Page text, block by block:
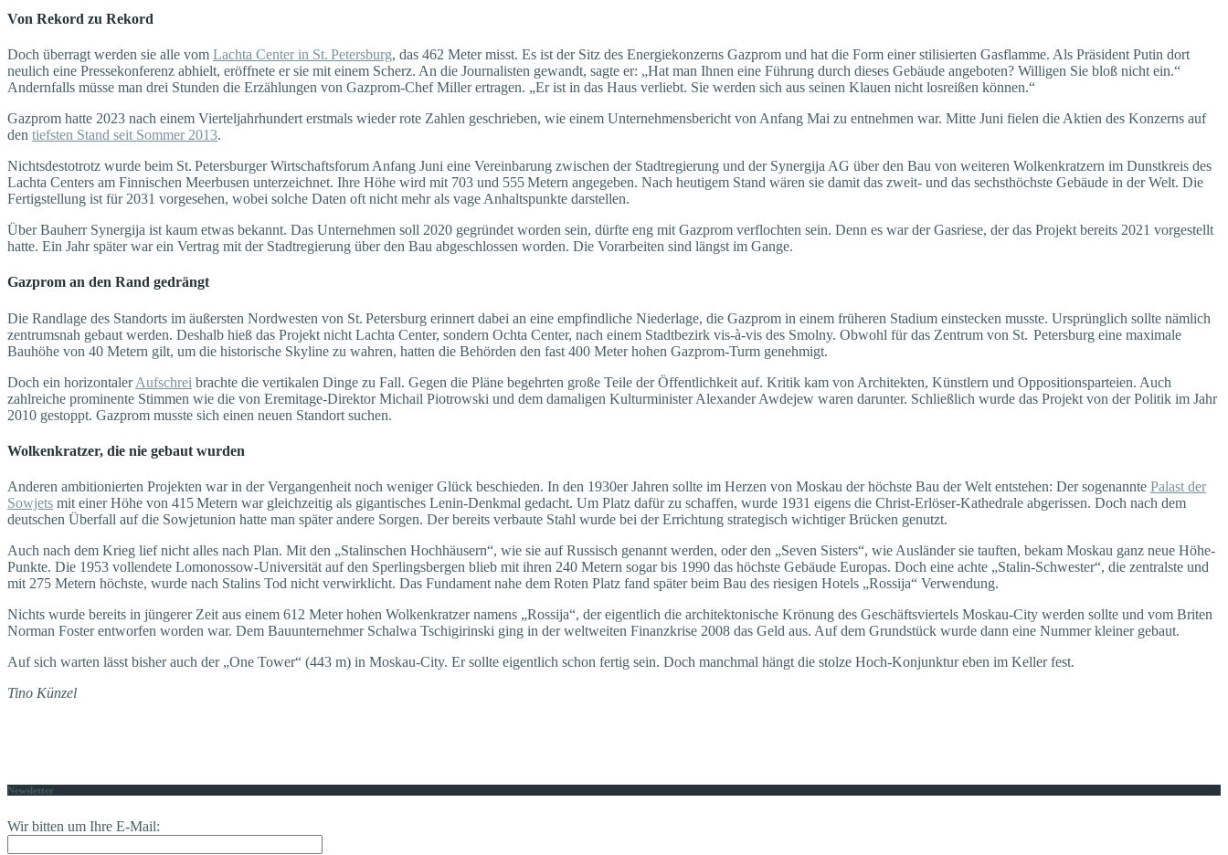
Von Rekord zu Rekord
Doch überragt werden sie alle vom Lachta Center in St. Peters­burg, das 462 Meter misst. Es ist der Sitz des Energiekonzerns Gazprom und hat die Form einer stilisierten Gasflamme. Als Präsident Putin dort
neulich eine Pressekonferenz abhielt, eröffnete er sie mit einem Scherz. An die Journalisten gewandt, sagte er: „Hat man Ihnen eine Führung durch dieses Gebäude angeboten? Willigen Sie bloß nicht ein.“
Andernfalls müsse man drei Stunden die Erzählungen von Gazprom-Chef Miller ertragen. „Er ist in das Haus verliebt. Sie werden sich aus seinen Klauen nicht losreißen können.“
Gazprom hatte 2023 nach einem Vierteljahrhundert erstmals wieder rote Zahlen geschrieben, wie einem Unternehmensbericht von Anfang Mai zu entnehmen war. Mitte Juni fielen die Aktien des Konzerns auf
den tiefsten Stand seit Sommer 2013.
Nichtsdestotrotz wurde beim St. Petersburger Wirtschaftsforum Anfang Juni eine Vereinbarung zwischen der Stadtregierung und der Synergija AG über den Bau von weiteren Wolkenkratzern im Dunstkreis des
Lachta Centers am Finnischen Meerbusen unterzeichnet. Ihre Höhe wird mit 703 und 555 Metern angegeben. Nach heutigem Stand wären sie damit das zweit- und das sechsthöchste Gebäude in der Welt. Die
Fertigstellung ist für 2031 vorgesehen, wobei solche Daten oft nicht mehr als vage Anhaltspunkte darstellen.
Über Bauherr Synergija ist kaum etwas bekannt. Das Unternehmen soll 2020 gegründet worden sein, dürfte eng mit Gazprom verflochten sein. Denn es war der Gas­riese, der das Projekt bereits 2021 vorgestellt
hatte. Ein Jahr später war ein Vertrag mit der Stadtregierung über den Bau abgeschlossen worden. Die Vorarbeiten sind längst im Gange.
Gazprom an den Rand gedrängt
Die Randlage des Standorts im äußersten Nordwesten von St. Petersburg erinnert dabei an eine empfindliche Niederlage, die Gazprom in einem früheren Stadium einstecken musste. Ursprünglich sollte nämlich
zentrumsnah gebaut werden. Deshalb hieß das Projekt nicht Lachta Center, sondern Ochta Center, nach einem Stadtbezirk vis-à-vis des Smolny. Obwohl für das Zentrum von St. Petersburg eine maximale
Bauhöhe von 40 Metern gilt, um die historische Skyline zu wahren, hatten die Behörden den fast 400 Meter hohen Gazprom-Turm genehmigt.
Doch ein horizontalerAufschrei brachte die vertikalen Dinge zu Fall. Gegen die Pläne begehrten große Teile der Öffentlichkeit auf. Kritik kam von Architekten, Künstlern und Oppositionspar­teien. Auch
zahlreiche prominente Stimmen wie die von Eremi­tage-Direktor Michail Piotrowski und dem damaligen Kulturminister Alexander Awdejew waren darunter. Schließlich wurde das Projekt von der Politik im Jahr
2010 gestoppt. Gazprom musste sich einen neuen Standort suchen.
Wolkenkratzer, die nie gebaut wurden
Anderen ambitionierten Projekten war in der Vergangenheit noch weniger Glück beschieden. In den 1930er Jahren sollte im Herzen von Moskau der höchste Bau der Welt entstehen: Der sogenannte Palast der
Sowjets mit einer Höhe von 415 Metern war gleichzeitig als gigantisches Lenin-Denkmal gedacht. Um Platz dafür zu schaffen, wurde 1931 eigens die Christ-Erlöser-Kathedrale abgerissen. Doch nach dem
deutschen Überfall auf die Sowjetunion hatte man später andere Sorgen. Der bereits verbaute Stahl wurde bei der Errichtung strategisch wichtiger Brücken genutzt.
Auch nach dem Krieg lief nicht alles nach Plan. Mit den „Stalinschen Hochhäusern“, wie sie auf Russisch genannt werden, oder den „Seven Sisters“, wie Ausländer sie tauften, bekam Moskau ganz neue Höhe-
Punkte. Die 1953 vollendete Lomonossow-Universität auf den Sperlingsbergen blieb mit ihren 240 Metern sogar bis 1990 das höchste Gebäude Europas. Doch eine achte „Stalin-Schwester“, die zentralste und
mit 275 Metern höchste, wurde nach Stalins Tod nicht verwirklicht. Das Fundament nahe dem Roten Platz fand später beim Bau des riesigen Hotels „Rossija“ Verwendung.
Nichts wurde bereits in jüngerer Zeit aus einem 612 Meter hohen Wolkenkratzer namens „Rossija“, der eigentlich die architektonische Krönung des Geschäftsviertels Moskau-City werden sollte und vom Briten
Norman Foster entworfen worden war. Dem Bauunternehmer Schalwa Tschigirinski ging in der weltweiten Finanzkrise 2008 das Geld aus. Auf dem Grundstück wurde dann eine Nummer kleiner gebaut.
Auf sich warten lässt bisher auch der „One Tower“ (443 m) in Moskau-City. Er sollte eigentlich schon fertig sein. Doch manchmal hängt die stolze Hoch-Konjunktur eben im Keller fest.
Tino Künzel
Newsletter
Wir bitten um Ihre E-Mail: